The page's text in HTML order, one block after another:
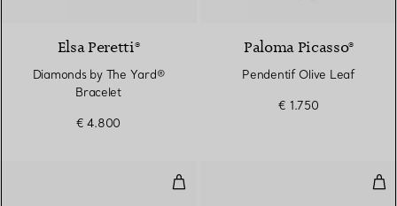
Elsa Peretti®
Diamonds by The Yard®
Bracelet
€ 4.800
Paloma Picasso®
Pendentif Olive Leaf
€ 1.750
Boucles d’oreilles Cœur Olive